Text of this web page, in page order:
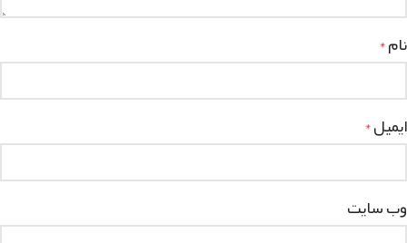
نام*
ایمیل*
وب‌ سایت